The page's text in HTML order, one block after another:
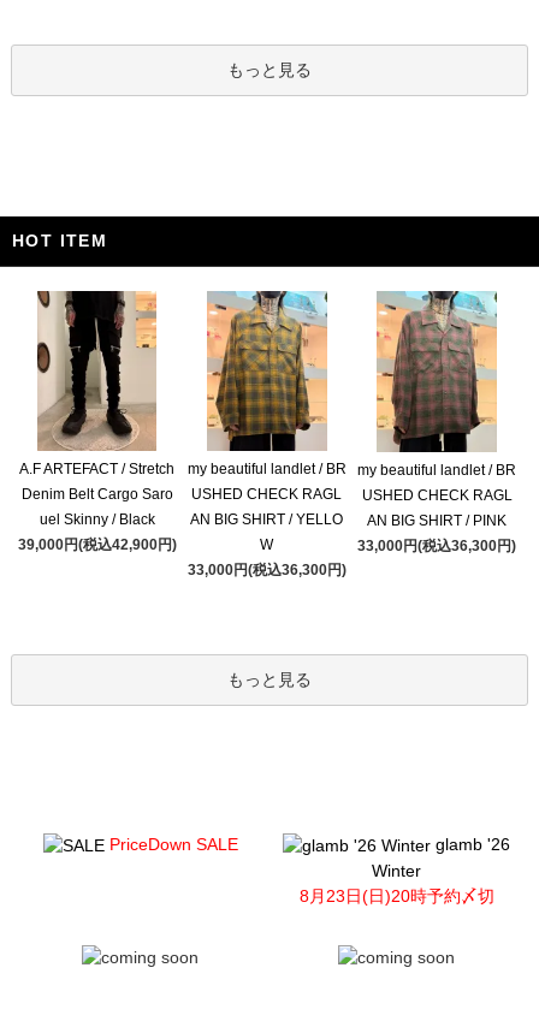
もっと見る
HOT ITEM
A.F ARTEFACT / Stretch
Denim Belt Cargo Saro
uel Skinny / Black
39,000円(税込42,900円)
my beautiful landlet / BR
USHED CHECK RAGL
AN BIG SHIRT / YELLO
W
33,000円(税込36,300円)
my beautiful landlet / BR
USHED CHECK RAGL
AN BIG SHIRT / PINK
33,000円(税込36,300円)
もっと見る
PriceDown SALE
glamb '26
Winter
8月23日(日)20時予約〆切